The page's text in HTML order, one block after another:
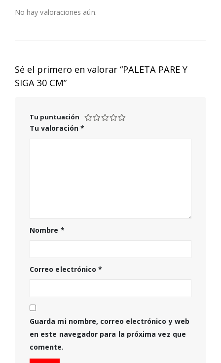
No hay valoraciones aún.
Sé el primero en valorar “PALETA PARE Y
SIGA 30 CM”
Tu puntuación
Tu valoración *
Nombre *
Correo electrónico*
Guarda mi nombre, correo electrónico y web
en este navegador para la próxima vez que
comente.